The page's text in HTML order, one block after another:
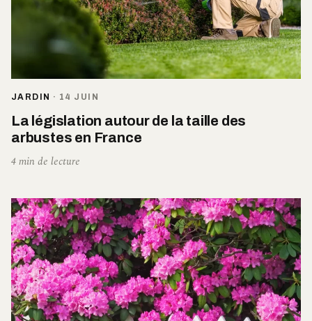
JARDIN · 14 JUIN
La législation autour de la taille des
arbustes en France
4 min de lecture